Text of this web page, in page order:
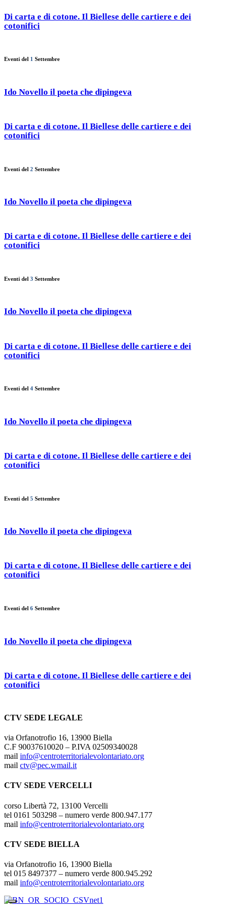
Di carta e di cotone. Il Biellese delle cartiere e dei
cotonifici
Eventi del 1 Settembre
Ido Novello il poeta che dipingeva
Di carta e di cotone. Il Biellese delle cartiere e dei
cotonifici
Eventi del 2 Settembre
Ido Novello il poeta che dipingeva
Di carta e di cotone. Il Biellese delle cartiere e dei
cotonifici
Eventi del 3 Settembre
Ido Novello il poeta che dipingeva
Di carta e di cotone. Il Biellese delle cartiere e dei
cotonifici
Eventi del 4 Settembre
Ido Novello il poeta che dipingeva
Di carta e di cotone. Il Biellese delle cartiere e dei
cotonifici
Eventi del 5 Settembre
Ido Novello il poeta che dipingeva
Di carta e di cotone. Il Biellese delle cartiere e dei
cotonifici
Eventi del 6 Settembre
Ido Novello il poeta che dipingeva
Di carta e di cotone. Il Biellese delle cartiere e dei
cotonifici
CTV SEDE LEGALE
via Orfanotrofio 16, 13900 Biella
C.F 90037610020 – P.IVA 02509340028
mail info@centroterritorialevolontariato.org
mail ctv@pec.wmail.it
CTV SEDE VERCELLI
corso Libertà 72, 13100 Vercelli
tel 0161 503298 – numero verde 800.947.177
mail info@centroterritorialevolontariato.org
CTV SEDE BIELLA
via Orfanotrofio 16, 13900 Biella
tel 015 8497377 – numero verde 800.945.292
mail info@centroterritorialevolontariato.org